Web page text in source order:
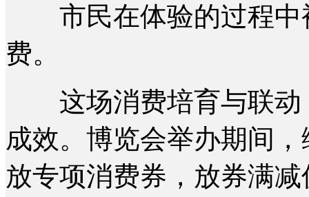
市民在体验的过程中
费。
这场消费培育与联动
成效。博览会举办期间
放专项消费券，放券满